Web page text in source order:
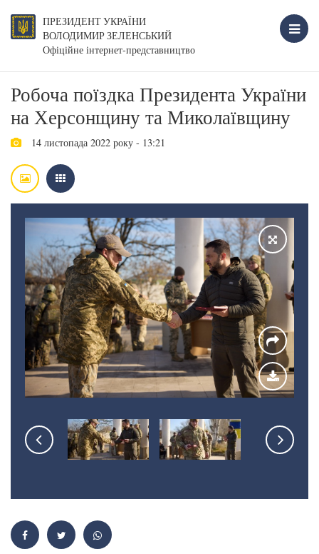
ПРЕЗИДЕНТ УКРАЇНИ
ВОЛОДИМИР ЗЕЛЕНСЬКИЙ
Офіційне інтернет-представництво
Робоча поїздка Президента України
на Херсонщину та Миколаївщину
14 листопада 2022 року - 13:21